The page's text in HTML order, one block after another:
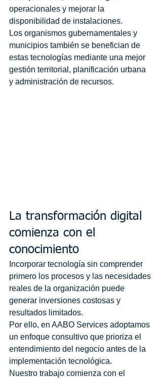
operacionales y mejorar la
disponibilidad de instalaciones.
Los organismos gubernamentales y
municipios también se benefician de
estas tecnologías mediante una mejor
gestión territorial, planificación urbana
y administración de recursos.
La transformación digital
comienza con el
conocimiento
Incorporar tecnología sin comprender
primero los procesos y las necesidades
reales de la organización puede
generar inversiones costosas y
resultados limitados.
Por ello, en AABO Services adoptamos
un enfoque consultivo que prioriza el
entendimiento del negocio antes de la
implementación tecnológica.
Nuestro trabajo comienza con el